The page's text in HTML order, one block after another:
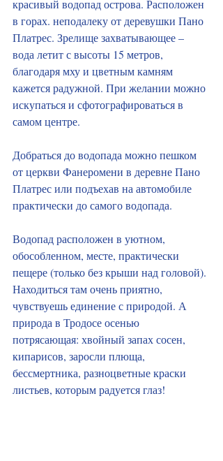
красивый водопад острова. Расположен
в горах. неподалеку от деревушки Пано
Платрес. Зрелище захватывающее –
вода летит с высоты 15 метров,
благодаря мху и цветным камням
кажется радужной. При желании можно
искупаться и сфотографироваться в
самом центре.
Добраться до водопада можно пешком
от церкви Фанеромени в деревне Пано
Платрес или подъехав на автомобиле
практически до самого водопада.
Водопад расположен в уютном,
обособленном, месте, практически
пещере (только без крыши над головой).
Находиться там очень приятно,
чувствуешь единение с природой. А
природа в Тродосе осенью
потрясающая: хвойный запах сосен,
кипарисов, заросли плюща,
бессмертника, разноцветные краски
листьев, которым радуется глаз!